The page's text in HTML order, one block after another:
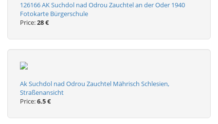
126166 AK Suchdol nad Odrou Zauchtel an der Oder 1940
Fotokarte Bürgerschule
Price:28 €
Ak Suchdol nad Odrou Zauchtel Mährisch Schlesien,
Straßenansicht
Price:6.5 €